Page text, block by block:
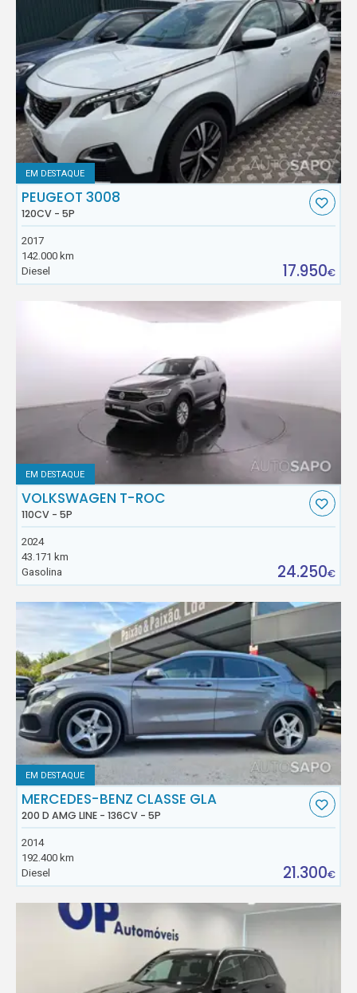
EM DESTAQUE
PEUGEOT 3008
120CV - 5P
2017
142.000 km
Diesel
17.950€
EM DESTAQUE
VOLKSWAGEN T-ROC
110CV - 5P
2024
43.171 km
Gasolina
24.250€
EM DESTAQUE
MERCEDES-BENZ CLASSE GLA
200 D AMG LINE - 136CV - 5P
2014
192.400 km
Diesel
21.300€